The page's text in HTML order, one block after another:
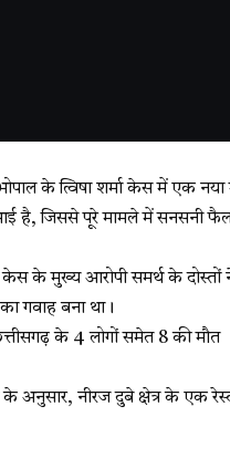
के त्विषा शर्मा केस में एक
है, जिससे पूरे मामले में सनसनी
केस के मुख्य आरोपी समर्थ के
गवाह बना था।
के 4 लोगों समेत 8 की मौत
अनुसार, नीरज दुबे क्षेत्र के एक